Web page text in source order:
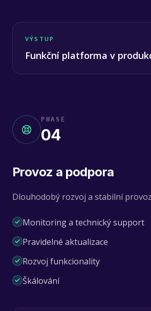
VÝSTUP
Funkční platforma v
PHASE
04
Provoz a podpora
Dlouhodobý rozvoj a stabilní
Monitoring a technický support
Pravidelné aktualizace
Rozvoj funkcionality
Škálování